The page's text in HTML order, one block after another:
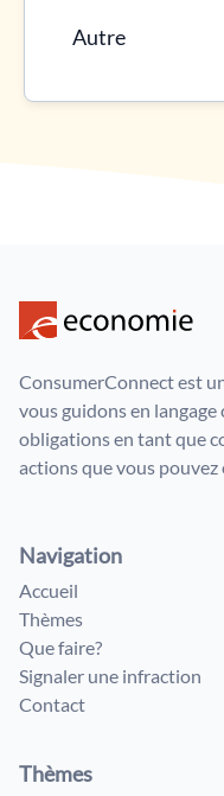
Autre
ConsumerConnect est
vous guidons en
obligations en tant que
actions que vous
Navigation
Accueil
Thèmes
Que faire?
Signaler une infraction
Contact
Thèmes